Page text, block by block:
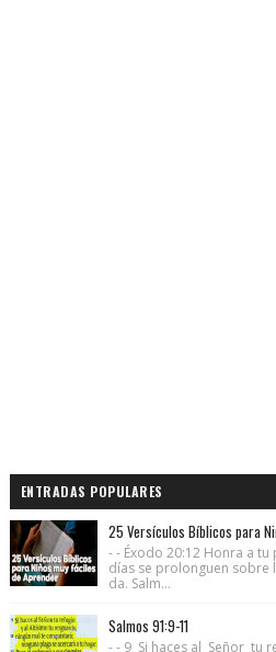
ENTRADAS POPULARES
25 Versículos Bíblicos para
- - Éxodo 20:12 Honra a
días se prolonguen sobre
da. Salm...
Salmos 91:9-11
- - 9 Si haces al Señor